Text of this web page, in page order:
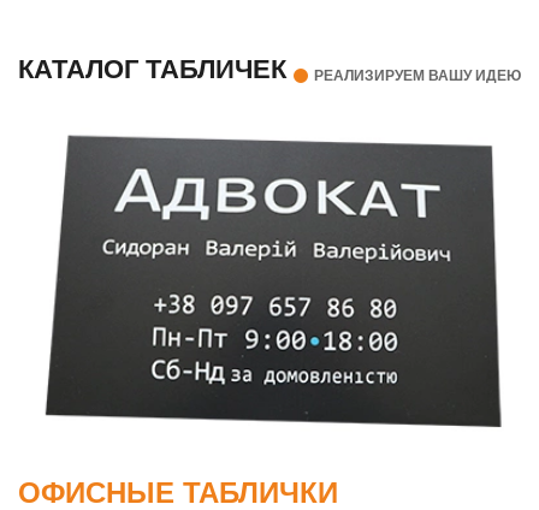
КАТАЛОГ ТАБЛИЧЕК РЕАЛИЗИРУЕМ ВАШУ ИДЕЮ
ОФИСНЫЕ ТАБЛИЧКИ